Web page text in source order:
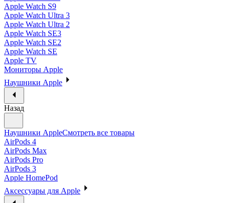
Apple Watch S9
Apple Watch Ultra 3
Apple Watch Ultra 2
Apple Watch SE3
Apple Watch SE2
Apple Watch SE
Apple TV
Мониторы Apple
Наушники Apple
Назад
Наушники AppleСмотреть все товары
AirPods 4
AirPods Max
AirPods Pro
AirPods 3
Apple HomePod
Аксессуары для Apple